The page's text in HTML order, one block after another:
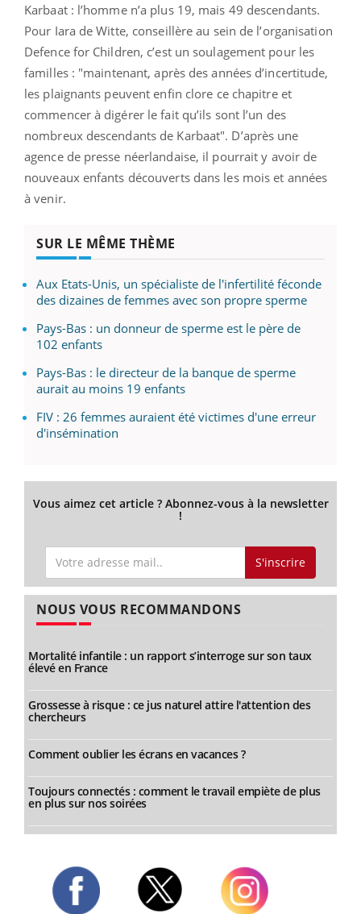
Karbaat : l’homme n’a plus 19, mais 49 descendants.
Pour Iara de Witte, conseillère au sein de l’organisation
Defence for Children, c’est un soulagement pour les
familles : "maintenant, après des années d’incertitude,
les plaignants peuvent enfin clore ce chapitre et
commencer à digérer le fait qu’ils sont l’un des
nombreux descendants de Karbaat". D’après une
agence de presse néerlandaise, il pourrait y avoir de
nouveaux enfants découverts dans les mois et années
à venir.
SUR LE MÊME THÈME
Aux Etats-Unis, un spécialiste de l'infertilité féconde
des dizaines de femmes avec son propre sperme
Pays-Bas : un donneur de sperme est le père de
102 enfants
Pays-Bas : le directeur de la banque de sperme
aurait au moins 19 enfants
FIV : 26 femmes auraient été victimes d'une erreur
d'insémination
Vous aimez cet article ? Abonnez-vous à la newsletter
!
S'inscrire
NOUS VOUS RECOMMANDONS
Mortalité infantile : un rapport s’interroge sur son taux
élevé en France
Grossesse à risque : ce jus naturel attire l'attention des
chercheurs
Comment oublier les écrans en vacances ?
Toujours connectés : comment le travail empiète de plus
en plus sur nos soirées